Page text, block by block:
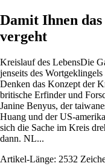
Damit Ihnen
vergeht
Kreislauf des LebensDie
jenseits des
Denken das Konzept der
britische Erfinder und
Janine Benyus, der
Huang und der US-
sich die Sache im Kreis
dann. NL...
Artikel-Länge: 2532